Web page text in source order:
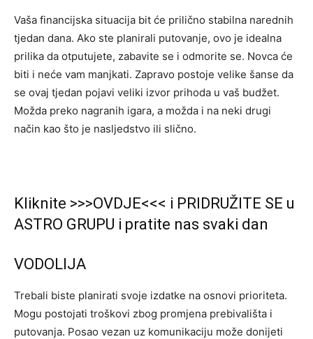
Vaša financijska situacija bit će prilično stabilna narednih
tjedan dana. Ako ste planirali putovanje, ovo je idealna
prilika da otputujete, zabavite se i odmorite se. Novca će
biti i neće vam manjkati. Zapravo postoje velike šanse da
se ovaj tjedan pojavi veliki izvor prihoda u vaš budžet.
Možda preko nagranih igara, a možda i na neki drugi
način kao što je nasljedstvo ili slično.
Kliknite >>>OVDJE<<< i PRIDRUŽITE SE u
ASTRO GRUPU i pratite nas svaki dan
VODOLIJA
Trebali biste planirati svoje izdatke na osnovi prioriteta.
Mogu postojati troškovi zbog promjena prebivališta i
putovanja. Posao vezan uz komunikaciju može donijeti